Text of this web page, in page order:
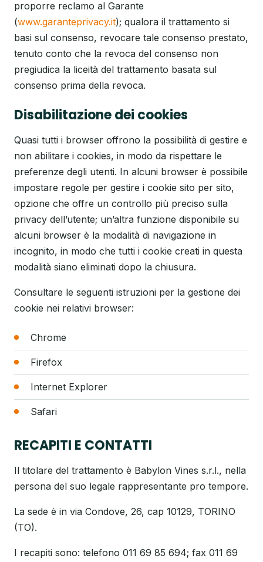
proporre reclamo al Garante
(www.garanteprivacy.it); qualora il trattamento si
basi sul consenso, revocare tale consenso prestato,
tenuto conto che la revoca del consenso non
pregiudica la liceità del trattamento basata sul
consenso prima della revoca.
Disabilitazione dei cookies
Quasi tutti i browser offrono la possibilità di gestire e
non abilitare i cookies, in modo da rispettare le
preferenze degli utenti. In alcuni browser è possibile
impostare regole per gestire i cookie sito per sito,
opzione che offre un controllo più preciso sulla
privacy dell’utente; un’altra funzione disponibile su
alcuni browser è la modalità di navigazione in
incognito, in modo che tutti i cookie creati in questa
modalità siano eliminati dopo la chiusura.
Consultare le seguenti istruzioni per la gestione dei
cookie nei relativi browser:
Chrome
Firefox
Internet Explorer
Safari
RECAPITI E CONTATTI
Il titolare del trattamento è Babylon Vines s.r.l., nella
persona del suo legale rappresentante pro tempore.
La sede è in via Condove, 26, cap 10129, TORINO
(TO).
I recapiti sono: telefono 011 69 85 694; fax 011 69